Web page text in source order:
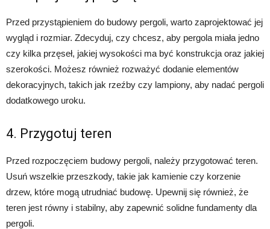
Przed przystąpieniem do budowy pergoli, warto zaprojektować jej
wygląd i rozmiar. Zdecyduj, czy chcesz, aby pergola miała jedno
czy kilka przęseł, jakiej wysokości ma być konstrukcja oraz jakiej
szerokości. Możesz również rozważyć dodanie elementów
dekoracyjnych, takich jak rzeźby czy lampiony, aby nadać pergoli
dodatkowego uroku.
4. Przygotuj teren
Przed rozpoczęciem budowy pergoli, należy przygotować teren.
Usuń wszelkie przeszkody, takie jak kamienie czy korzenie
drzew, które mogą utrudniać budowę. Upewnij się również, że
teren jest równy i stabilny, aby zapewnić solidne fundamenty dla
pergoli.